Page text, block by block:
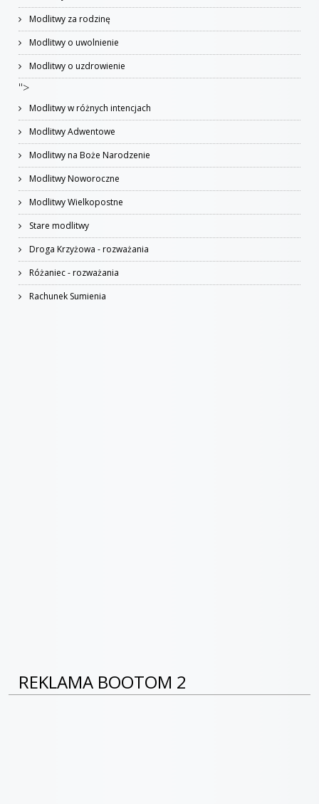
Modlitwy za rodzinę
Modlitwy o uwolnienie
Modlitwy o uzdrowienie
">
Modlitwy w różnych intencjach
Modlitwy Adwentowe
Modlitwy na Boże Narodzenie
Modlitwy Noworoczne
Modlitwy Wielkopostne
Stare modlitwy
Droga Krzyżowa - rozważania
Różaniec - rozważania
Rachunek Sumienia
REKLAMA BOOTOM 2